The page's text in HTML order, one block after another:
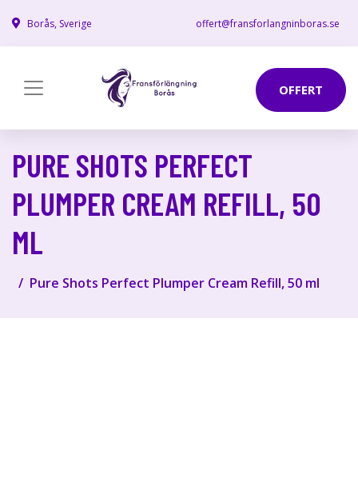
Borås, Sverige offert@fransforlangninboras.se
OFFERT
PURE SHOTS PERFECT
PLUMPER CREAM REFILL, 50
ML
Pure Shots Perfect Plumper Cream Refill, 50 ml